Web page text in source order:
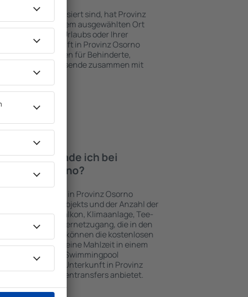
interessiert sind, hat Provinz
für Sie. An dem ausgewählten Ort
während Ihres Urlaubs oder Ihrer
Die Unterkunft in Provinz Osorno
mit Einrichtungen für Behinderte,
sowie für Reisende zusammen mit
finde ich bei
Osorno?
bei Unterkünften in Provinz Osorno
ausgewählten Objekts und der Anzahl der
Küchenzeile, Balkon, Klimaanlage, Tee-
und Internetzugang, die in den
sind. Besucher können die kostenlosen
benutzen, eine Mahlzeit in einem
ein Hotel mit Swimmingpool
zusätzlich eine Unterkunft in Provinz
Gästen Flughafentransfers anbietet.